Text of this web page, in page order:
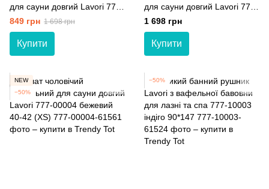
для сауни довгий Lavori 777-
00004 білий 48-50 (L)
849 грн 1 698 грн
Купити
для сауни довгий Lavori 777-
00004 блакитний 40-42 (XS)
1 698 грн
Купити
NEW
−50%
−50%